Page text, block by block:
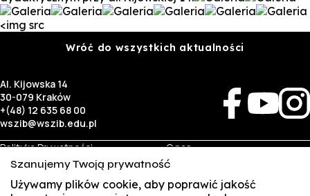
<img src
Wróć do wszystkich aktualności
Al. Kijowska 14
30-079 Kraków
+(48) 12 635 68 00
wszib@wszib.edu.pl
Polityka Prywatności
RODO
Identyfikacja wizualna
O nas
Rekrutacja
Studia
Kontakt
Szanujemy Twoją prywatność
Używamy plików cookie, aby poprawić jakość